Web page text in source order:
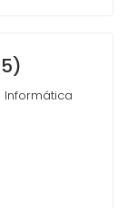
Informática